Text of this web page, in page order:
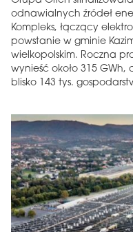
odnawialnych źródeł
Kompleks, łączący
powstanie w gminie
wielkopolskim. Roczna
wynieść około 315
blisko 143 tys.